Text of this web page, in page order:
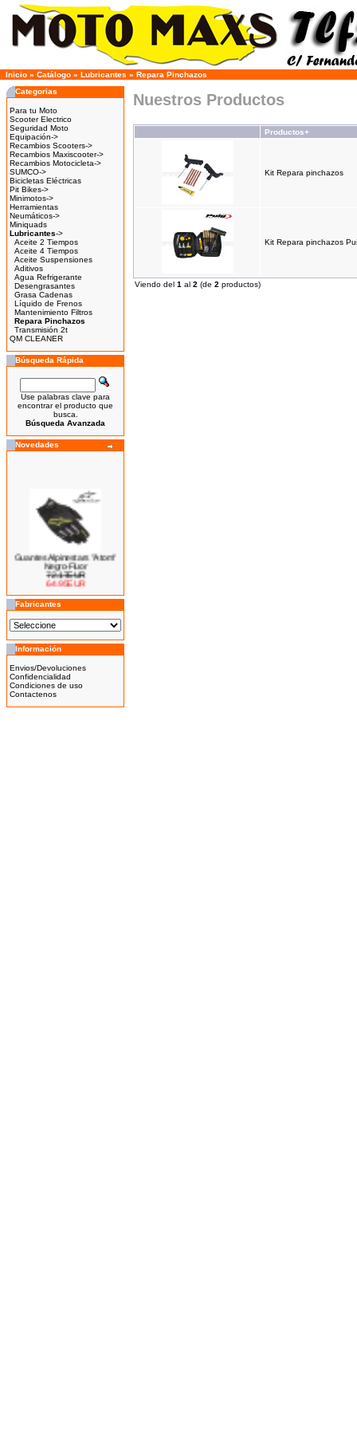
Inicio » Catálogo » Lubricantes » Repara Pinchazos
Categorias
Para tu Moto
Scooter Electrico
Seguridad Moto
Equipación->
Recambios Scooters->
Recambios Maxiscooter->
Recambios Motocicleta->
SUMCO->
Bicicletas Eléctricas
Pit Bikes->
Minimotos->
Herramientas
Neumáticos->
Miniquads
Lubricantes->
Aceite 2 Tiempos
Aceite 4 Tiempos
Aceite Suspensiones
Aditivos
Agua Refrigerante
Desengrasantes
Grasa Cadenas
Líquido de Frenos
Mantenimiento Filtros
Repara Pinchazos
Transmisión 2t
QM CLEANER
Búsqueda Rápida
Use palabras clave para
encontrar el producto que
busca.
Búsqueda Avanzada
Novedades
Guantes Alpinestars "Atom"
Negro-Fluor
72.17EUR
64.95EUR
---------
14''
425.00EUR
---------
Fabricantes
Información
Envios/Devoluciones
Confidencialidad
Condiciones de uso
Contactenos
Nuestros Productos
Productos+
Kit Repara pinchazos
Kit Repara pinchazos
Viendo del 1 al 2 (de 2 productos)